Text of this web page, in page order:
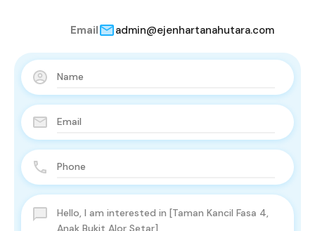
Email admin@ejenhartanahutara.com